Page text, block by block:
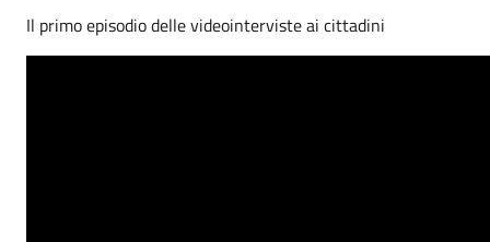
Il primo episodio delle videointerviste ai cittadini